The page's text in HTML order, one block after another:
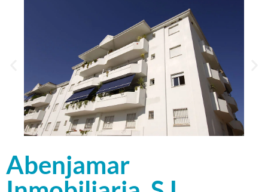
Abenjamar